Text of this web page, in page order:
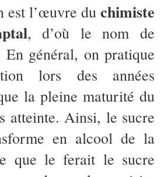
est l’œuvre du chimiste
, d’où le nom de
En général, on pratique
lors des années
la pleine maturité du
atteinte. Ainsi, le sucre
en alcool de la
que le ferait le sucre